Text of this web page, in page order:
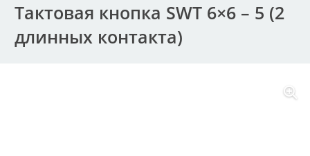
Тактовая кнопка SWT 6×6 – 5 (2
длинных контакта)